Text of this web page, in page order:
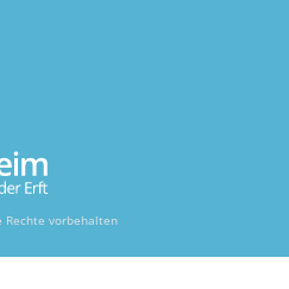
Rechte vorbehalten